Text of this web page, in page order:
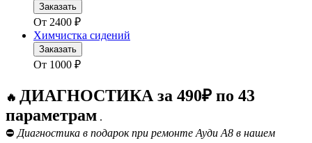
Заказать
От 2400 ₽
Химчистка сидений
Заказать
От 1000 ₽
🔥 ДИАГНОСТИКА за 490₽ по 43
параметрам .
⛔ Диагностика в подарок при ремонте Ауди А8 в нашем